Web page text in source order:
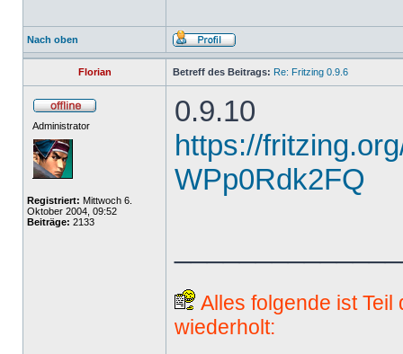
Nach oben
Florian Betreff des Beitrags: Re: Fritzing 0.9.6
Administrator
Registriert: Mittwoch 6.
Oktober 2004, 09:52
Beiträge: 2133
0.9.10
https://
WPp0Rdk2FQ
Alles folgende ist
wiederholt: